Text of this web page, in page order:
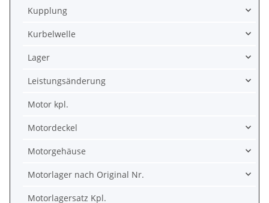
Kupplung
Kurbelwelle
Lager
Leistungsänderung
Motor kpl.
Motordeckel
Motorgehäuse
Motorlager nach Original Nr.
Motorlagersatz Kpl.